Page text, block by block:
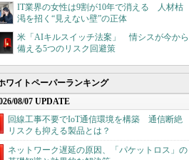
IT業界の女性は9割が10年で消える 人材枯
渇を招く“見えない壁”の正体
米「AIキルスイッチ法案」 情シスが今から
備える5つのリスク回避策
ワイトペーパーランキング
08/07 UPDATE
回線工事不要でIoT通信環境を構築 通信断絶
リスクも抑える製品とは？
ネットワーク遅延の原因、「パケットロス」の